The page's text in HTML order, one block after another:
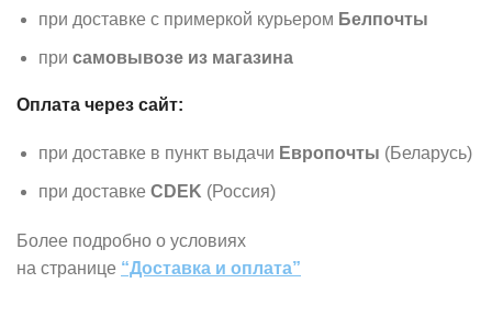
при доставке с примеркой курьером Белпочты
при самовывозе из магазина
Оплата через сайт:
при доставке в пункт выдачи Европочты (Беларусь)
при доставке CDEK (Россия)
Более подробно о условиях
на странице “Доставка и оплата”